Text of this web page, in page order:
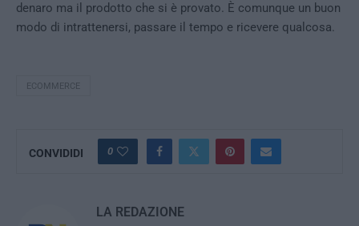
denaro ma il prodotto che si è provato. È comunque un buon
modo di intrattenersi, passare il tempo e ricevere qualcosa.
ECOMMERCE
CONVIDIDI 0
LA REDAZIONE